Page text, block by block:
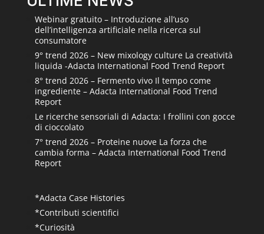
Webinar gratuito – Introduzione all’uso
dell’intelligenza artificiale nella ricerca sul
consumatore
9° trend 2026 – New mixology culture La creatività
liquida -Adacta International Food Trend Report
8° trend 2026 – Fermento vivo Il tempo come
ingrediente – Adacta International Food Trend
Report
Le ricerche sensoriali di Adacta: I frollini con gocce
di cioccolato
7° trend 2026 – Proteine nuove La forza che
cambia forma – Adacta International Food Trend
Report
*Adacta Case Histories
*Contributi scientifici
*Curiosità